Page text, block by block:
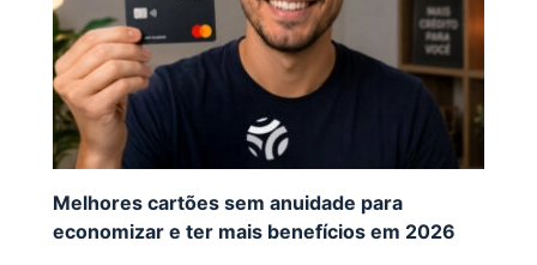
Melhores cartões sem anuidade para
economizar e ter mais benefícios em 2026